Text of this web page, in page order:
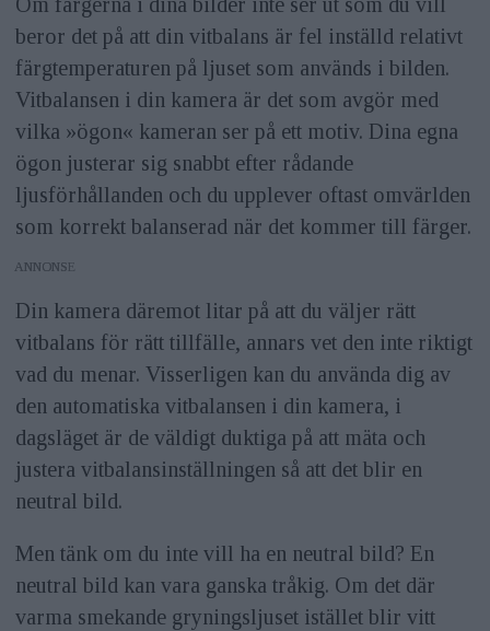
beror det på att din vitbalans är fel inställd relativt
färgtemperaturen på ljuset som används i bilden.
Vitbalansen i din kamera är det som avgör med
vilka »ögon« kameran ser på ett motiv. Dina egna
ögon justerar sig snabbt efter rådande
ljusförhållanden och du upplever oftast omvärlden
som korrekt balanserad när det kommer till färger.
ANNONS
Din kamera däremot litar på att du väljer rätt
vitbalans för rätt tillfälle, annars vet den inte riktigt
vad du menar. Visserligen kan du använda dig av
den automatiska vitbalansen i din kamera, i
dagsläget är de väldigt duktiga på att mäta och
justera vitbalansinställningen så att det blir en
neutral bild.
Men tänk om du inte vill ha en neutral bild? En
neutral bild kan vara ganska tråkig. Om det där
varma smekande gryningsljuset istället blir vitt